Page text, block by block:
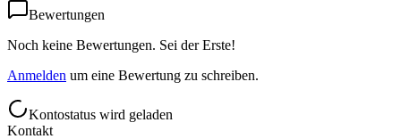
Bewertungen
Noch keine Bewertungen. Sei der Erste!
Anmelden um eine Bewertung zu schreiben.
Kontostatus wird geladen
Kontakt